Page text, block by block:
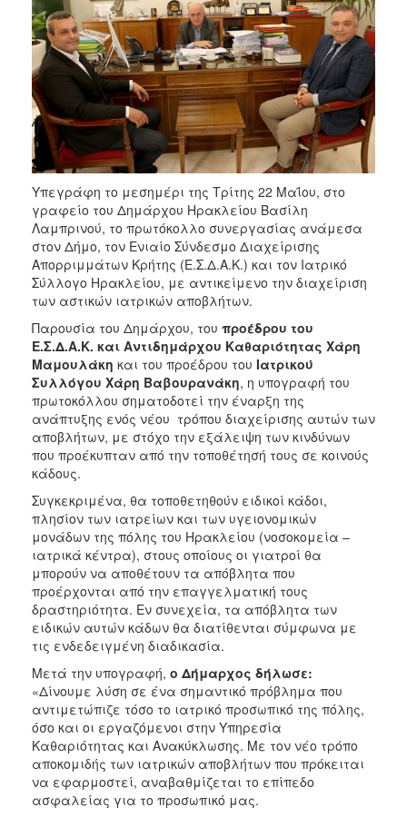
2011
2010
2006
ΤΟΠΟΣ
ΠΟΛΙΤΙΣΜΟΣ
ΑΝΘΕΚΤΙΚΗ
ΠΟΛΗ
Υπεγράφη το μεσημέρι της Τρίτης 22 Μαΐου, στο
γραφείο του Δημάρχου Ηρακλείου Βασίλη
Λαμπρινού, το πρωτόκολλο συνεργασίας ανάμεσα
στον Δήμο, τον Ενιαίο Σύνδεσμο Διαχείρισης
Απορριμμάτων Κρήτης (Ε.Σ.Δ.Α.Κ.) και τον Ιατρικό
Σύλλογο Ηρακλείου, με αντικείμενο την διαχείριση
των αστικών ιατρικών αποβλήτων.
Παρουσία του Δημάρχου, του προέδρου του
Ε.Σ.Δ.Α.Κ. και Αντιδημάρχου Καθαριότητας Χάρη
Μαμουλάκη και του προέδρου του Ιατρικού
Συλλόγου Χάρη Βαβουρανάκη, η υπογραφή του
πρωτοκόλλου σηματοδοτεί την έναρξη της
ανάπτυξης ενός νέου τρόπου διαχείρισης αυτών των
αποβλήτων, με στόχο την εξάλειψη των κινδύνων
που προέκυπταν από την τοποθέτησή τους σε κοινούς
κάδους.
Συγκεκριμένα, θα τοποθετηθούν ειδικοί κάδοι,
πλησίον των ιατρείων και των υγειονομικών
μονάδων της πόλης του Ηρακλείου (νοσοκομεία –
ιατρικά κέντρα), στους οποίους οι γιατροί θα
μπορούν να αποθέτουν τα απόβλητα που
προέρχονται από την επαγγελματική τους
δραστηριότητα. Εν συνεχεία, τα απόβλητα των
ειδικών αυτών κάδων θα διατίθενται σύμφωνα με
τις ενδεδειγμένη διαδικασία.
Μετά την υπογραφή, ο Δήμαρχος δήλωσε:
«Δίνουμε λύση σε ένα σημαντικό πρόβλημα που
αντιμετώπιζε τόσο το ιατρικό προσωπικό της πόλης,
όσο και οι εργαζόμενοι στην Υπηρεσία
Καθαριότητας και Ανακύκλωσης. Με τον νέο τρόπο
αποκομιδής των ιατρικών αποβλήτων που πρόκειται
να εφαρμοστεί, αναβαθμίζεται το επίπεδο
ασφαλείας για το προσωπικό μας.